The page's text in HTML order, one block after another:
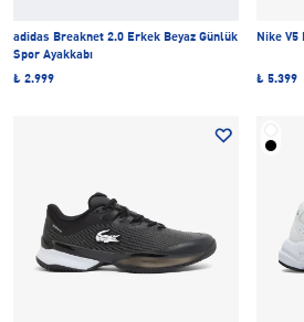
adidas Breaknet 2.0 Erkek Beyaz Günlük
Spor Ayakkabı
₺ 2.999
Nike V5
₺ 5.399